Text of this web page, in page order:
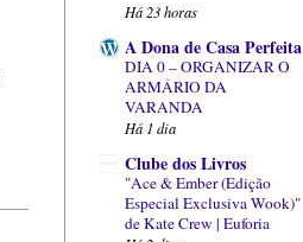
Há 23 horas
A Dona de Casa Perfeita
DIA 0 – ORGANIZAR O
ARMÁRIO DA
VARANDA
Há 1 dia
Clube dos Livros
"Ace & Ember (Edição
Especial Exclusiva Wook)"
de Kate Crew | Euforia